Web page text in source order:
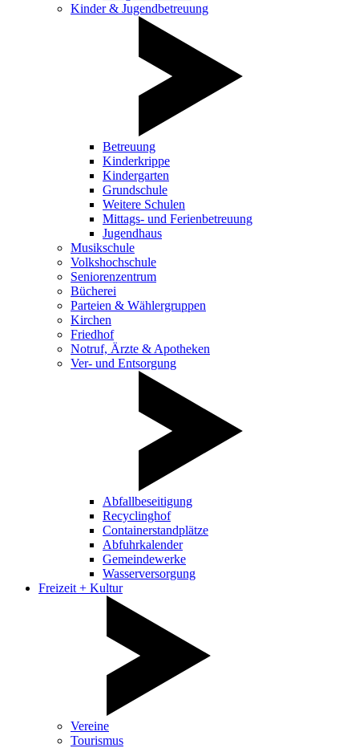
Kinder & Jugendbetreuung
Betreuung
Kinderkrippe
Kindergarten
Grundschule
Weitere Schulen
Mittags- und Ferienbetreuung
Jugendhaus
Musikschule
Volkshochschule
Seniorenzentrum
Bücherei
Parteien & Wählergruppen
Kirchen
Friedhof
Notruf, Ärzte & Apotheken
Ver- und Entsorgung
Abfallbeseitigung
Recyclinghof
Containerstandplätze
Abfuhrkalender
Gemeindewerke
Wasserversorgung
Freizeit + Kultur
Vereine
Tourismus